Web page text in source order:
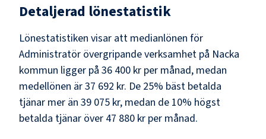
Detaljerad lönestatistik
Lönestatistiken visar att medianlönen för
Administratör övergripande verksamhet på Nacka
kommun ligger på 36 400 kr per månad, medan
medellönen är37 692 kr. De 25% bäst betalda
tjänar mer än 39 075 kr, medan de 10% högst
betalda tjänar över 47 880 kr per månad.